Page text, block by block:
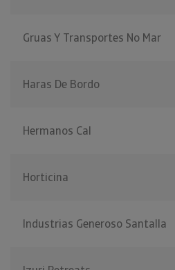
Gruas Y Transportes No Mar
Haras De Bordo
Hermanos Cal
Horticina
Industrias Generoso Santalla